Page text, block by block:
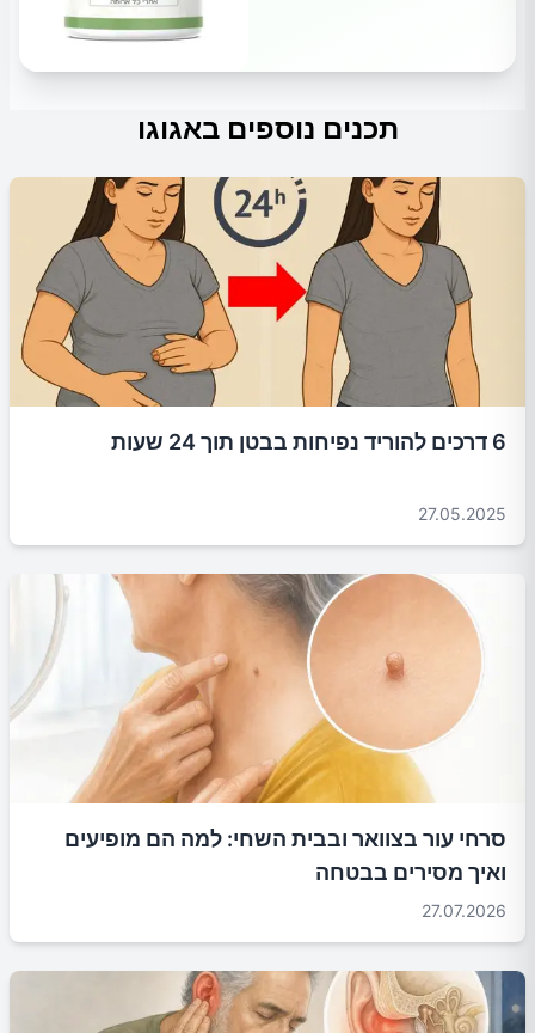
תכנים נוספים באגוגו
6 דרכים להוריד נפיחות בבטן תוך 24 שעות
27.05.2025
סרחי עור בצוואר ובבית השחי: למה הם מופיעים
ואיך מסירים בבטחה
27.07.2026